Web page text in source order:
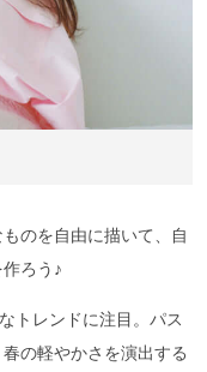
のを自由に描いて、自
ろう♪
トレンドに注目。パス
の軽やかさを演出する